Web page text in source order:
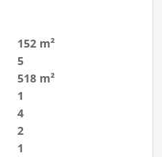
152 m²
5
518 m²
1
4
2
1